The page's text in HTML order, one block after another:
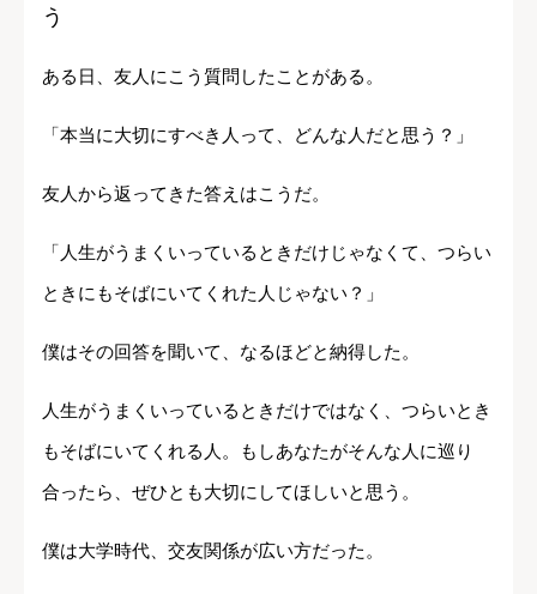
う
ある日、友人にこう質問したことがある。
「本当に大切にすべき人って、どんな人だと思う？」
友人から返ってきた答えはこうだ。
「人生がうまくいっているときだけじゃなくて、つらい
ときにもそばにいてくれた人じゃない？」
僕はその回答を聞いて、なるほどと納得した。
人生がうまくいっているときだけではなく、つらいとき
もそばにいてくれる人。もしあなたがそんな人に巡り
合ったら、ぜひとも大切にしてほしいと思う。
僕は大学時代、交友関係が広い方だった。